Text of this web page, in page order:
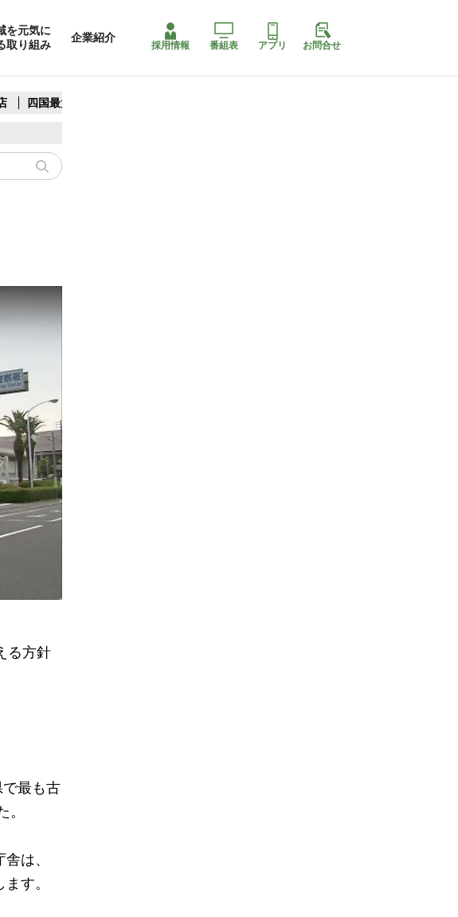
を元気に
取り組み
企業紹介
採用情報 番組表 アプリ お問合せ
四国最大スリコ
る方針
最も古
は、
す。